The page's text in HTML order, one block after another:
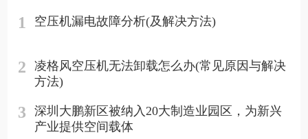
1 空压机漏电故障分析(及解决方法)
2
凌格风空压机无法卸载怎么办(常见原因与解决
方法)
3
深圳大鹏新区被纳入20大制造业园区，为新兴
产业提供空间载体